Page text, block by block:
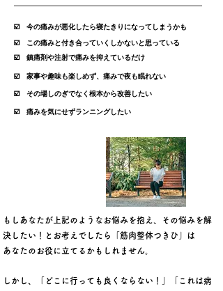
☑️ 今の痛みが悪化したら寝たきりになってしまうかも
☑️ この痛みと付き合っていくしかないと思っている
☑️ 鎮痛剤や注射で痛みを抑えているだけ
☑️ 家事や趣味も楽しめず、痛みで夜も眠れない
☑️ その場しのぎでなく根本から改善したい
☑️ 痛みを気にせずランニングしたい
もしあなたが上記のようなお悩みを抱え、その悩みを解
決したい！とお考えでしたら「筋肉整体つきひ」は
あなたのお役に立てるかもしれません。
しかし、「どこに行っても良くならない！」「これは病